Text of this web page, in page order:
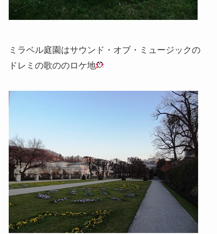
ミラベル庭園はサウンド・オブ・ミュージックの
ドレミの歌ののロケ地